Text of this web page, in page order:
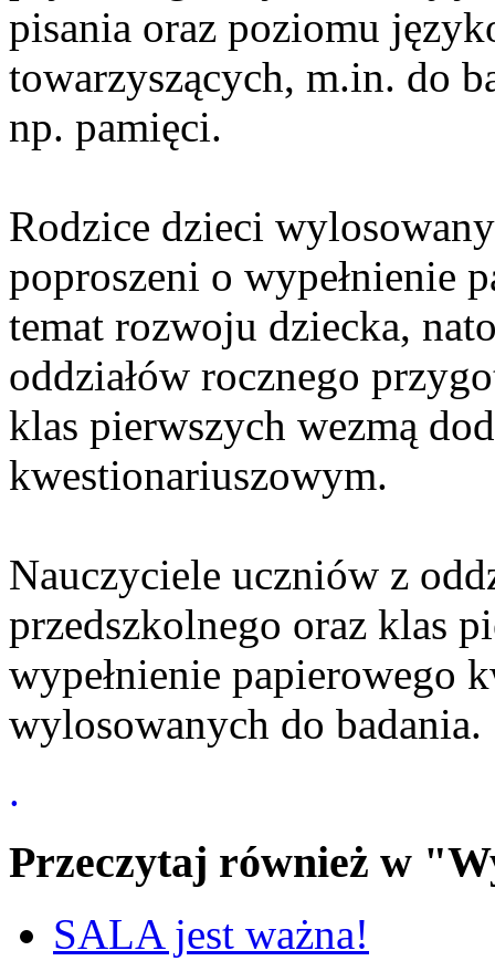
pisania oraz poziomu
towarzyszących, m.in. do
np. pamięci.
Rodzice dzieci
poproszeni o wypełnienie
temat rozwoju dziecka,
oddziałów rocznego
klas pierwszych wezmą
kwestionariuszowym.
Nauczyciele uczniów z
przedszkolnego oraz klas
wypełnienie papierowego
wylosowanych do badania.
.
Przeczytaj również w
SALA jest ważna!